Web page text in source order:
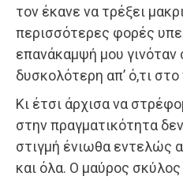
τον έκανε να τρέξει
περισσότερες φορές
επανάκαμψή μου γινόταν
δυσκολότερη απ’ ό,τι
Κι έτσι άρχισα να
στην πραγματικότητα
στιγμή ένιωθα εντελώς
και όλα. Ο μαύρος σκύλος